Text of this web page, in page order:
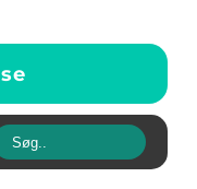
se